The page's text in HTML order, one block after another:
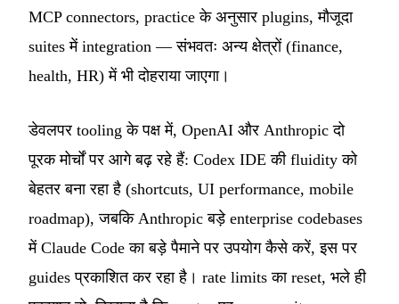
MCP connectors, practice के अनुसार plugins, मौजूदा
suites में integration — संभवतः अन्य क्षेत्रों (finance,
health, HR) में भी दोहराया जाएगा।
डेवलपर tooling के पक्ष में, OpenAI और Anthropic दो
पूरक मोर्चों पर आगे बढ़ रहे हैं: Codex IDE की fluidity को
बेहतर बना रहा है (shortcuts, UI performance, mobile
roadmap), जबकि Anthropic बड़े enterprise codebases
में Claude Code का बड़े पैमाने पर उपयोग कैसे करें, इस पर
guides प्रकाशित कर रहा है। rate limits का reset, भले ही